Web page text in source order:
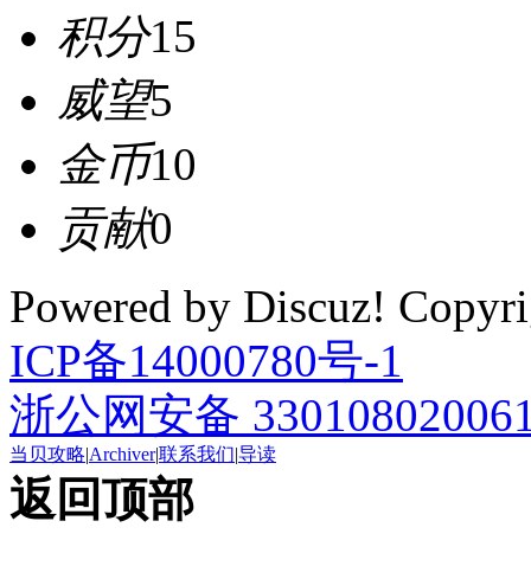
积分15
威望5
金币10
贡献0
Powered by Discuz!
ICP备14000780号-1
浙公网安备
当贝攻略|Archiver|联系我们|导读
返回顶部